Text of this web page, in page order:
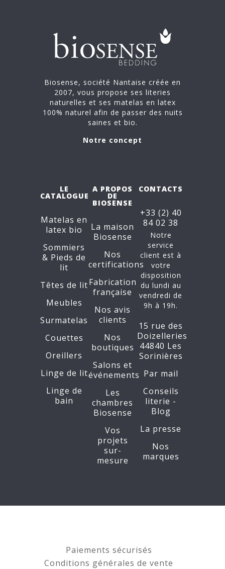
Biosense, société Nantaise créée en
2007, vous propose ses literies
naturelles et ses matelas en latex
100% naturel afin de passer des nuits
saines et bio.
Notre concept
LE
CATALOGUE
Matelas en
latex bio
Sommiers
& Pieds de
lit
Têtes de lit
Meubles
Surmatelas
Couettes
Oreillers
Linge de lit
Linge de
bain
A PROPOS
DE
BIOSENSE
La maison
Biosense
Nos
certifications
Fabrication
française
Nos avis
clients
Nos
boutiques
Salons et
événements
Les
chambres
Biosense
Vos
projets
sur-
mesure
CONTACTS
+33 (2) 40
84 02 38
Notre
service
client est à
votre
disposition
du lundi au
vendredi de
9h à 19h.
15 rue des
Doizelleries
44840 Les
Sorinières
Par mail
Conseils
literie -
Blog
La presse
Nos
marques
Paiements sécurisés
Conditions générales de vente